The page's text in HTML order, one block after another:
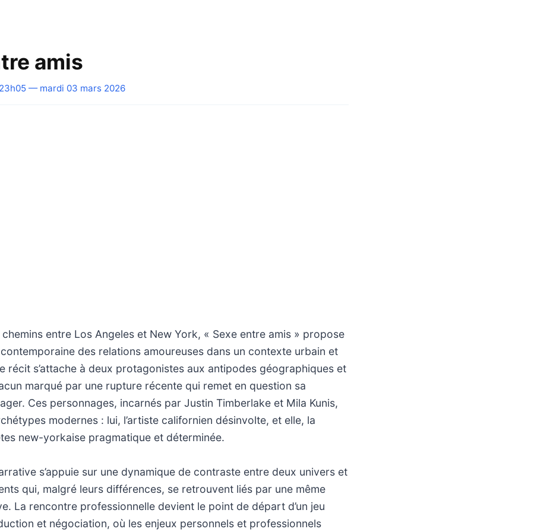
amis
— mardi 03 mars 2026
entre Los Angeles et New York, « Sexe entre amis » propose
des relations amoureuses dans un contexte urbain et
récit s’attache à deux protagonistes aux antipodes géographiques et
marqué par une rupture récente qui remet en question sa
Ces personnages, incarnés par Justin Timberlake et Mila Kunis,
modernes : lui, l’artiste californien désinvolte, et elle, la
new-yorkaise pragmatique et déterminée.
s’appuie sur une dynamique de contraste entre deux univers et
qui, malgré leurs différences, se retrouvent liés par une même
La rencontre professionnelle devient le point de départ d’un jeu
et négociation, où les enjeux personnels et professionnels